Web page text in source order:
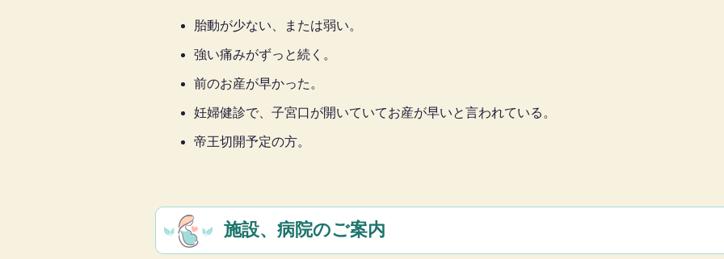
胎動が少ない、または弱い。
強い痛みがずっと続く。
前のお産が早かった。
妊婦健診で、子宮口が開いていてお産が早いと言われている。
帝王切開予定の方。
施設、病院のご案内